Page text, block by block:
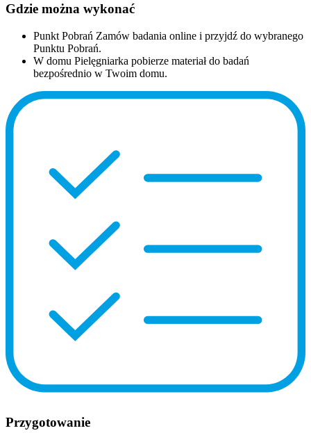
Gdzie można wykonać
Punkt Pobrań Zamów badania online i przyjdź do wybranego
Punktu Pobrań.
W domu Pielęgniarka pobierze materiał do badań
bezpośrednio w Twoim domu.
Przygotowanie